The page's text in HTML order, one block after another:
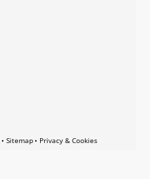
Sitemap Privacy & Cookies